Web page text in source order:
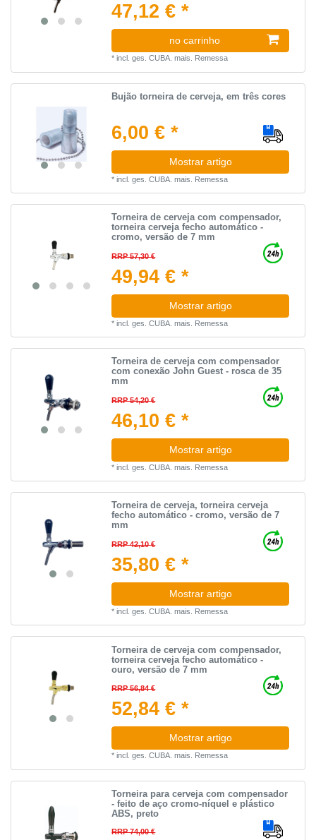
47,12 € *
no carrinho
*incl. ges. CUBA. mais. Remessa
Bujão torneira de cerveja, em três cores
6,00 € *
Mostrar artigo
*incl. ges. CUBA. mais. Remessa
Torneira de cerveja com compensador,
torneira cerveja fecho automático -
cromo, versão de 7 mm
RRP 57,30 €
49,94 € *
Mostrar artigo
*incl. ges. CUBA. mais. Remessa
Torneira de cerveja com compensador
com conexão John Guest - rosca de 35
mm
RRP 54,20 €
46,10 € *
Mostrar artigo
*incl. ges. CUBA. mais. Remessa
Torneira de cerveja, torneira cerveja
fecho automático - cromo, versão de 7
mm
RRP 42,10 €
35,80 € *
Mostrar artigo
*incl. ges. CUBA. mais. Remessa
Torneira de cerveja com compensador,
torneira cerveja fecho automático -
ouro, versão de 7 mm
RRP 56,84 €
52,84 € *
Mostrar artigo
*incl. ges. CUBA. mais. Remessa
Torneira para cerveja com compensador
- feito de aço cromo-níquel e plástico
ABS, preto
RRP 74,00 €